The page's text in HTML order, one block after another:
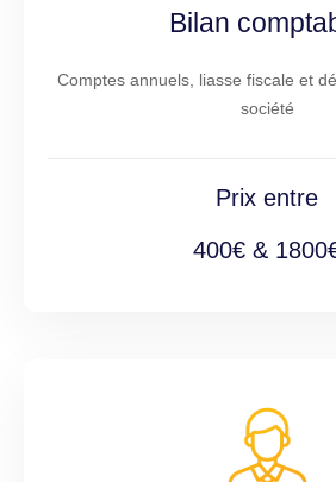
Bilan
Comptes annuels, liasse fiscale et
société
Prix entre
400€ &